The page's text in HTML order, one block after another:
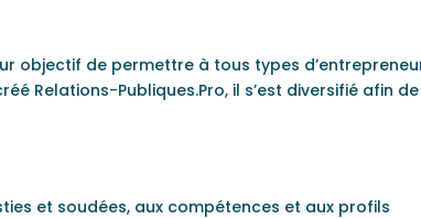
objectif de permettre à tous types
Relations-Publiques.Pro, il s’est diversifié afin de
et soudées, aux compétences et aux profils